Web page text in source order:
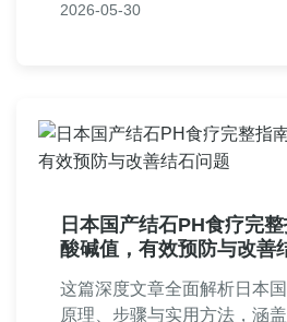
建議。
2026-05-30
日本国产结石PH食疗完
酸碱值，有效预防与改善
这篇深度文章全面解析日本
原理、步骤与实用方法，涵